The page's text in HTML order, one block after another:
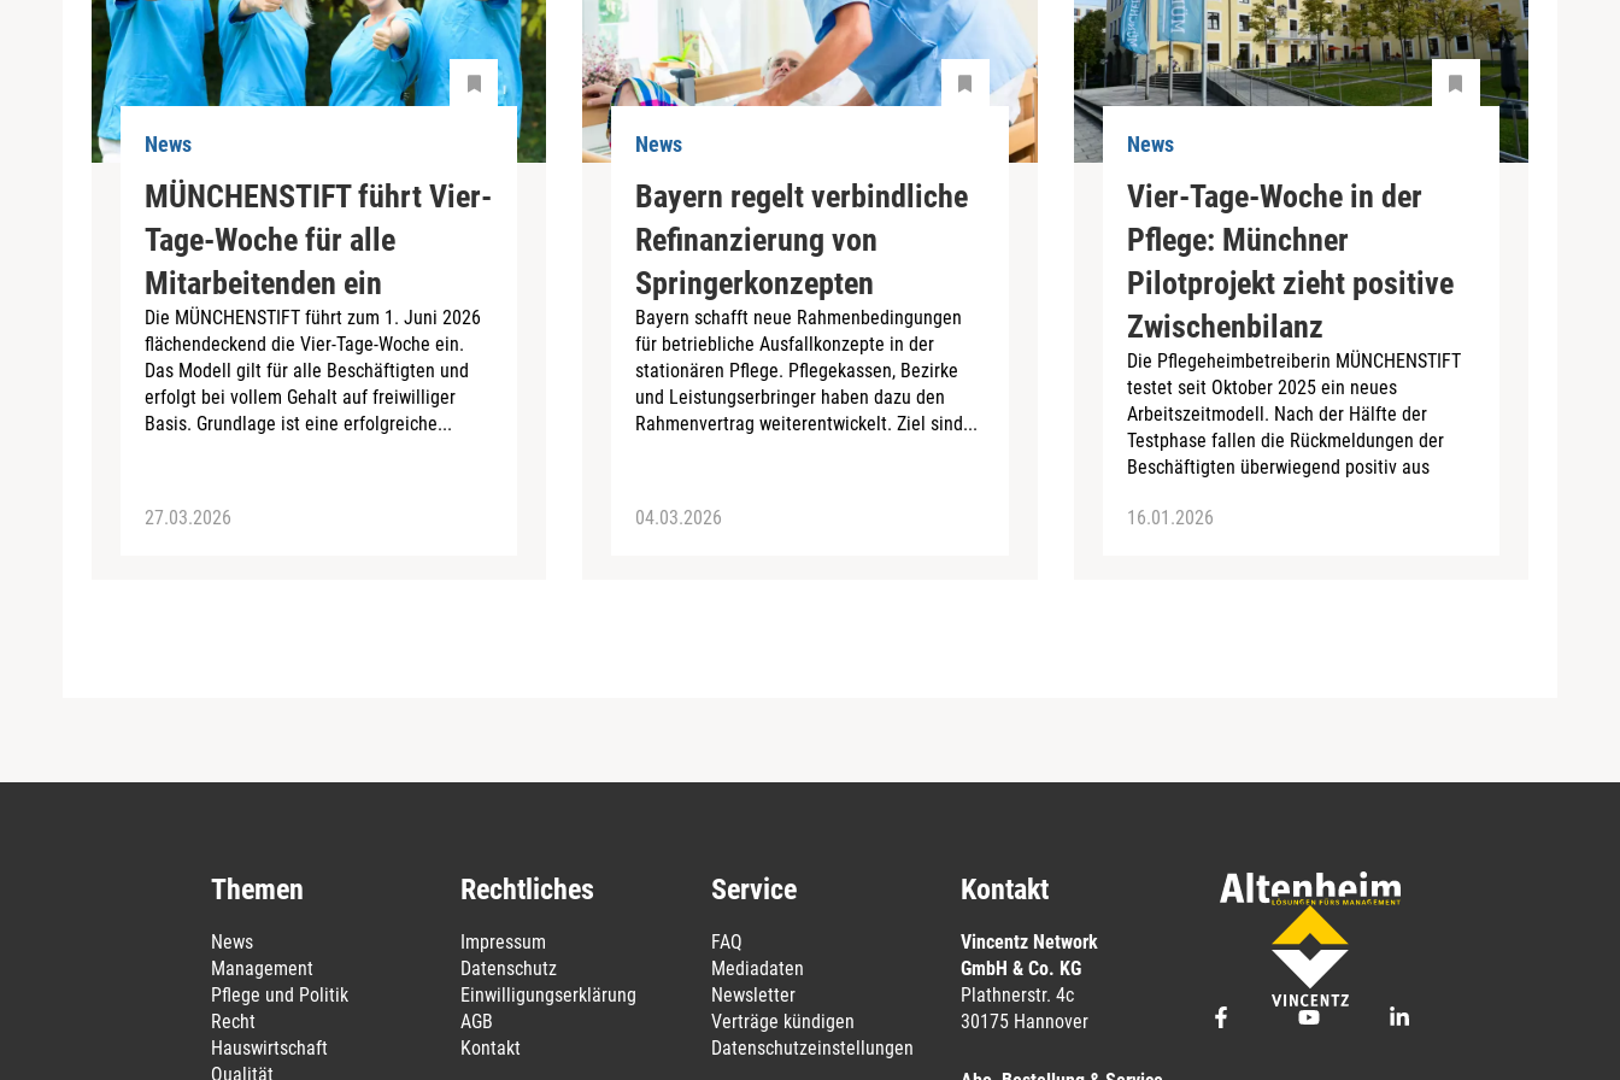
News
MÜNCHENSTIFT führt Vier-
Tage-Woche für alle
Mitarbeitenden ein
Die MÜNCHENSTIFT führt zum 1. Juni 2026
flächendeckend die Vier-Tage-Woche ein.
Das Modell gilt für alle Beschäftigten und
erfolgt bei vollem Gehalt auf freiwilliger
Basis. Grundlage ist eine erfolgreiche...
27.03.2026
News
Bayern regelt verbindliche
Refinanzierung von
Springerkonzepten
Bayern schafft neue Rahmenbedingungen
für betriebliche Ausfallkonzepte in der
stationären Pflege. Pflegekassen, Bezirke
und Leistungserbringer haben dazu den
Rahmenvertrag weiterentwickelt. Ziel sind...
04.03.2026
News
Vier-Tage-Woche in der
Pflege: Münchner
Pilotprojekt zieht positive
Zwischenbilanz
Die Pflegeheimbetreiberin MÜNCHENSTIFT
testet seit Oktober 2025 ein neues
Arbeitszeitmodell. Nach der Hälfte der
Testphase fallen die Rückmeldungen der
Beschäftigten überwiegend positiv aus
16.01.2026
Themen
News
Management
Pflege und Politik
Recht
Hauswirtschaft
Qualität
Rechtliches
Impressum
Datenschutz
Einwilligungserklärung
AGB
Kontakt
Service
FAQ
Mediadaten
Newsletter
Verträge kündigen
Datenschutzeinstellungen
Kontakt
Vincentz Network
GmbH & Co. KG
Plathnerstr. 4c
30175 Hannover